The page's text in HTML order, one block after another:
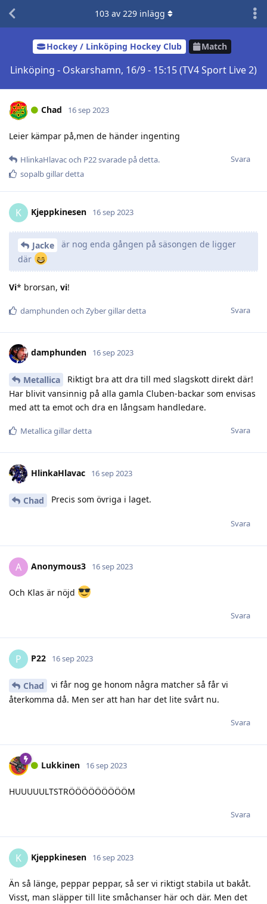
Hockey / Linköping Hockey Club Match
Linköping - Oskarshamn, 16/9 - 15:15 (TV4 Sport Live 2)
103av 229inlägg
Chad 16 sep 2023
Leier kämpar på,men de händer ingenting
Svara
HlinkaHlavacoch P22svarade på detta.
sopalbgillar detta
K Kjeppkinesen 16 sep 2023
Jacke
är nog enda gången på säsongen de ligger
där
Vi* brorsan, vi!
Svara
damphunden och Zybergillar detta
damphunden 16 sep 2023
Metallica
Riktigt bra att dra till med slagskott direkt där!
Har blivit vansinnig på alla gamla Cluben-backar som envisas
med att ta emot och dra en långsam handledare.
Svara
Metallicagillar detta
HlinkaHlavac 16 sep 2023
Chad Precis som övriga i laget.
Svara
A Anonymous3 16 sep 2023
Och Klas är nöjd
Svara
P P22 16 sep 2023
Chad
vi får nog ge honom några matcher så får vi
återkomma då. Men ser att han har det lite svårt nu.
Svara
Lukkinen 16 sep 2023
HUUUUULTSTRÖÖÖÖÖÖÖÖÖM
Svara
K Kjeppkinesen 16 sep 2023
Än så länge, peppar peppar, så ser vi riktigt stabila ut bakåt.
Visst, man släpper till lite småchanser här och där. Men det